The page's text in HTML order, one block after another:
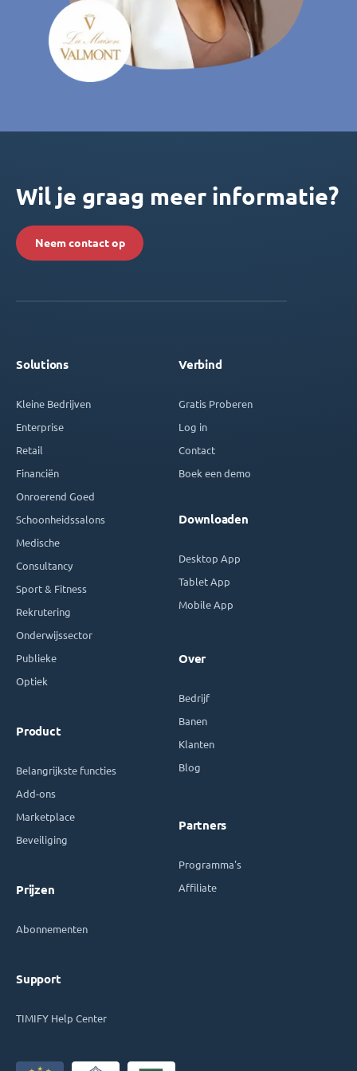
Wil je graag meer informatie?
Neem contact op
Solutions
Kleine Bedrijven
Enterprise
Retail
Financiën
Onroerend Goed
Schoonheidssalons
Medische
Consultancy
Sport & Fitness
Rekrutering
Onderwijssector
Publieke
Optiek
Product
Belangrijkste functies
Add-ons
Marketplace
Beveiliging
Prijzen
Abonnementen
Support
TIMIFY Help Center
Verbind
Gratis Proberen
Log in
Contact
Boek een demo
Downloaden
Desktop App
Tablet App
Mobile App
Over
Bedrijf
Banen
Klanten
Blog
Partners
Programma's
Affiliate